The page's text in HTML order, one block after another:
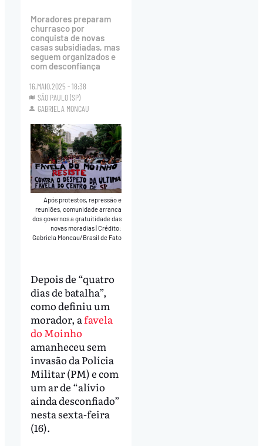
Moradores preparam
churrasco por
conquista de novas
casas subsidiadas, mas
seguem organizados e
com desconfiança
16.MAIO.2025 - 18:38
SÃO PAULO (SP)
GABRIELA MONCAU
Após protestos, repressão e
reuniões, comunidade arranca
dos governos a gratuitidade das
novas moradias|Crédito:
Gabriela Moncau/Brasil de Fato
Depois de “quatro
dias de batalha”,
como definiu um
morador, afavela
do Moinho
amanheceu sem
invasão da Polícia
Militar (PM) e com
um ar de “alívio
ainda desconfiado”
nesta sexta-feira
(16).